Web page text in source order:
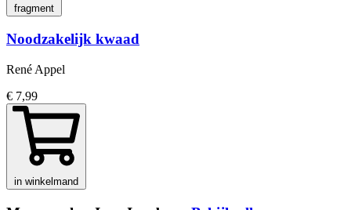
fragment
Noodzakelijk kwaad
René Appel
€ 7,99
in winkelmand